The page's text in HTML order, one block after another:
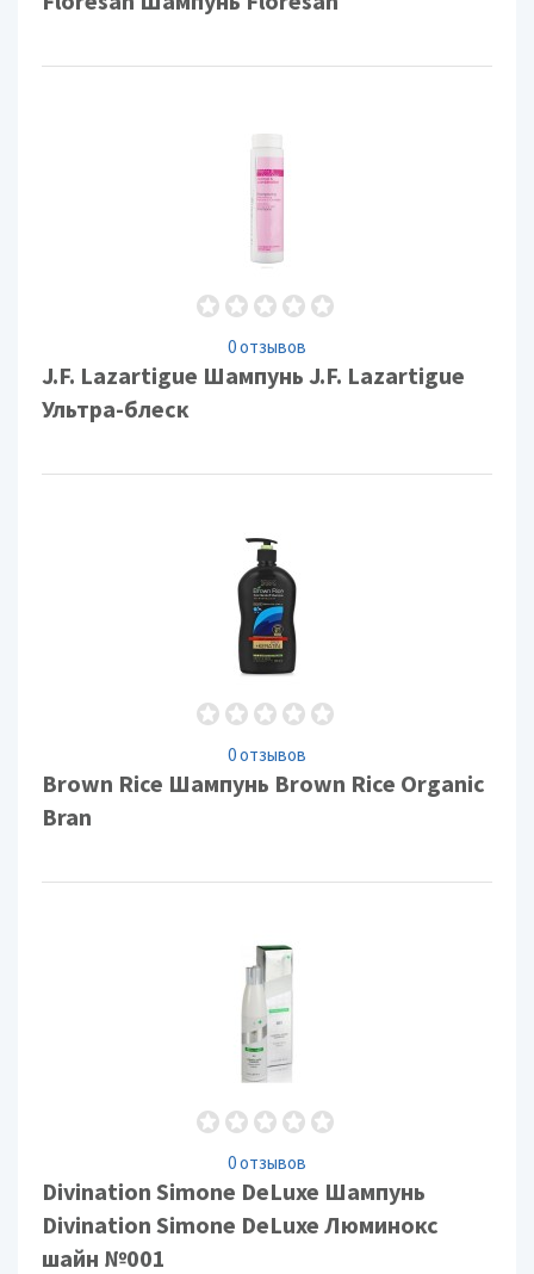
0 отзывов
J.F. Lazartigue Шампунь J.F. Lazartigue
Ультра-блеск
0 отзывов
Brown Rice Шампунь Brown Rice Organic
Bran
0 отзывов
Divination Simone DeLuxe Шампунь
Divination Simone DeLuxe Люминокс
шайн №001